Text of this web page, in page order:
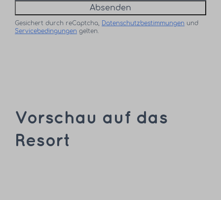
Absenden
Gesichert durch reCaptcha, Datenschutzbestimmungen und
Servicebedingungen gelten.
Vorschau auf das
Resort